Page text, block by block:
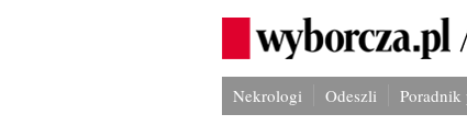
Nekrologi Odeszli Poradnik